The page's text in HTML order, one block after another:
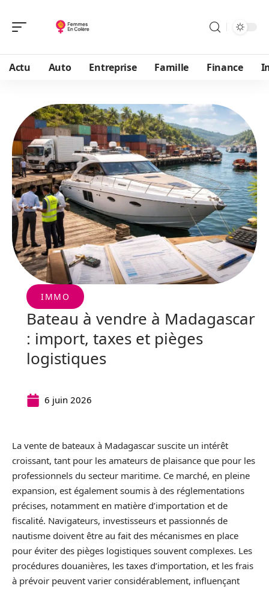
Actu Auto Entreprise Famille Finance
IMMO
Bateau à vendre à Madagascar
: import, taxes et pièges
logistiques
6 juin 2026
La vente de bateaux à Madagascar suscite un intérêt
croissant, tant pour les amateurs de plaisance que pour les
professionnels du secteur maritime. Ce marché, en pleine
expansion, est également soumis à des réglementations
précises, notamment en matière d’importation et de
fiscalité. Navigateurs, investisseurs et passionnés de
nautisme doivent être au fait des mécanismes en place
pour éviter des pièges logistiques souvent complexes. Les
procédures douanières, les taxes d’importation, et les frais
à prévoir peuvent varier considérablement, influençant